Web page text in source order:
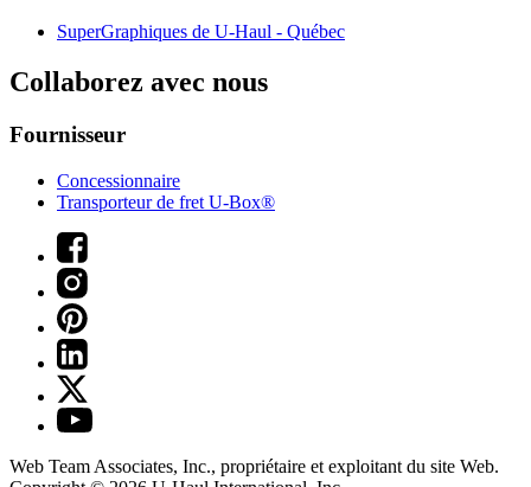
SuperGraphiques de U-Haul - Québec
Collaborez avec nous
Fournisseur
Concessionnaire
Transporteur de fret U-Box®
Web Team Associates, Inc., propriétaire et exploitant du site Web.